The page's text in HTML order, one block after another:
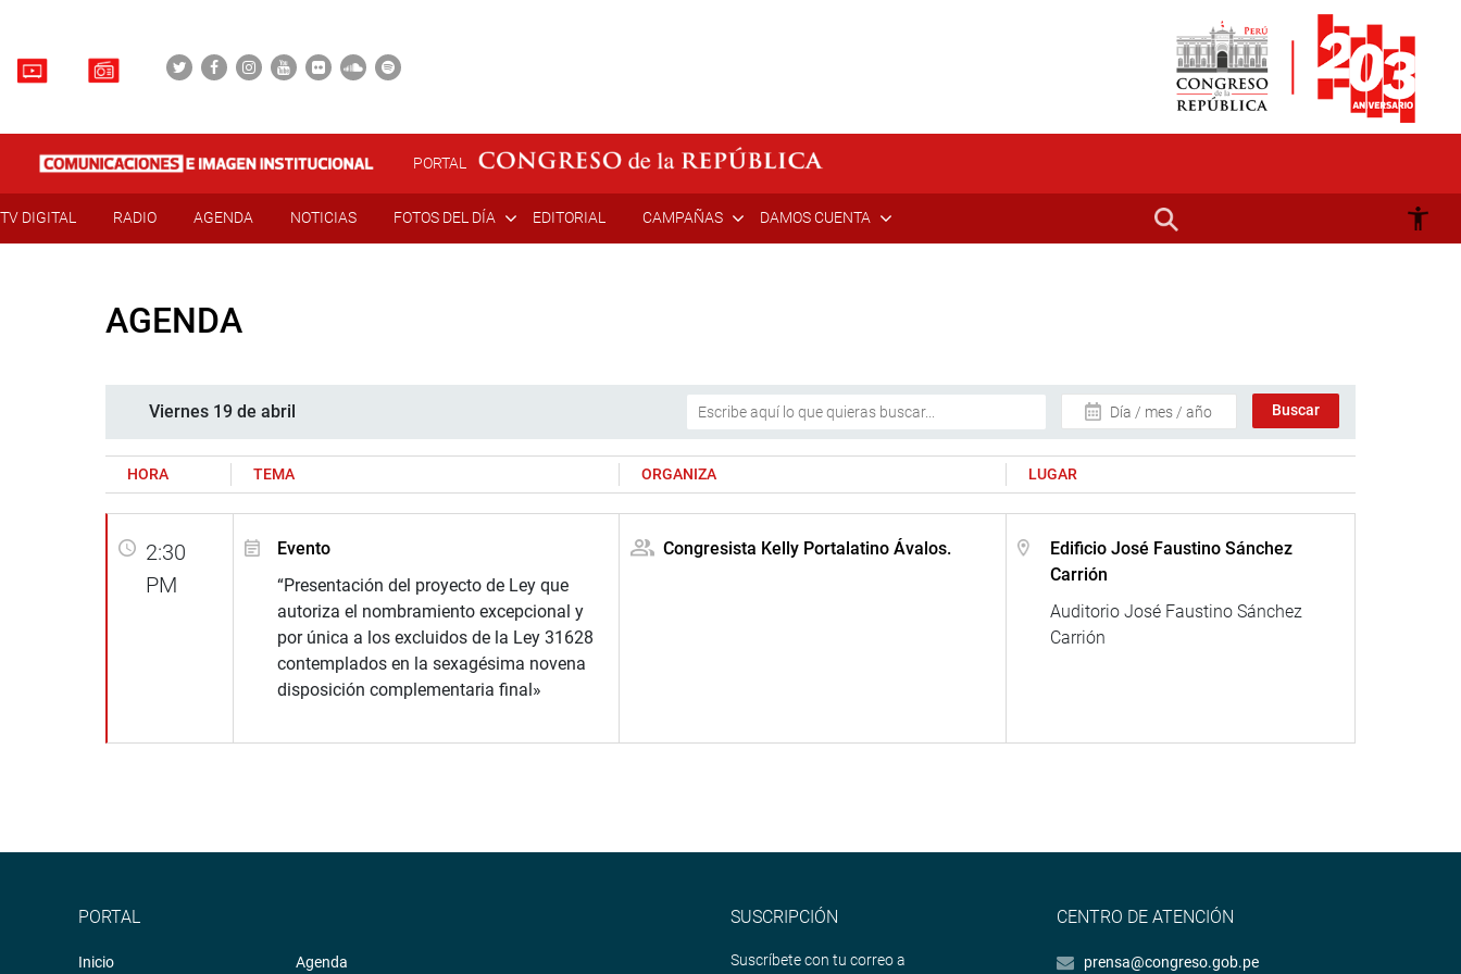
PORTAL
TV DIGITAL RADIO AGENDA NOTICIAS FOTOS DEL DÍA EDITORIAL CAMPAÑAS DAMOS CUENTA
AGENDA
Viernes 19 de abril Día / mes / año
HORA TEMA ORGANIZA LUGAR
2:30
PM
Evento
“Presentación del proyecto de Ley que
autoriza el nombramiento excepcional y
por única a los excluidos de la Ley 31628
contemplados en la sexagésima novena
disposición complementaria final»
Congresista Kelly Portalatino Ávalos.
Edificio José Faustino Sánchez
Carrión
Auditorio José Faustino Sánchez
Carrión
PORTAL
Inicio Agenda
SUSCRIPCIÓN
Suscríbete con tu correo a
CENTRO DE ATENCIÓN
prensa@congreso.gob.pe